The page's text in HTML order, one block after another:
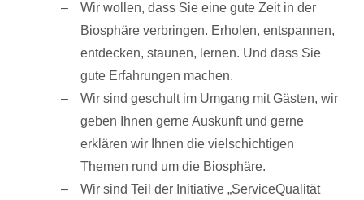
Wir wollen, dass Sie eine gute Zeit in der
Biosphäre verbringen. Erholen, entspannen,
entdecken, staunen, lernen. Und dass Sie
gute Erfahrungen machen.
Wir sind geschult im Umgang mit Gästen, wir
geben Ihnen gerne Auskunft und gerne
erklären wir Ihnen die vielschichtigen
Themen rund um die Biosphäre.
Wir sind Teil der Initiative „ServiceQualität